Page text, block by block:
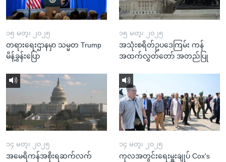
၁၅ မတ္၊ ၂၀၂၅
တရားရေးဌာနမှာ သမ္မတ Trump
မိန့်ခွန်းပြော
၁၅ မတ္၊ ၂၀၂၅
အသုံးစရိတ်ဥပဒေကြမ်း ကန်
အထက်လွှတ်တော် အတည်ပြု
၁၄ မတ္၊ ၂၀၂၅
အမေရိကန်အစိုးရဆက်လက်
၁၄ မတ္၊ ၂၀၂၅
ကုလအတွင်းရေးမှူးချုပ် Cox's